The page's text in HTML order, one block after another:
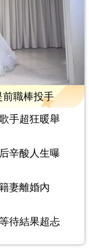
職棒投手
手超狂暖舉
辛酸人生曝
妻離婚內
待結果超忐